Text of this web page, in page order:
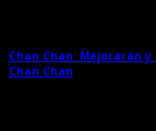
Chan Chan: Mejorarán
Chan Chan